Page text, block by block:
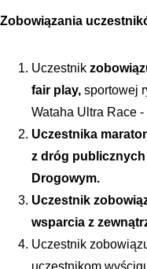
Zobowiązania
Uczestnik
fair play, sportowej
Wataha Ultra Race -
Uczestnika
z dróg
Drogowym.
Uczestnik
wsparcia z
Uczestnik
uczestnikom